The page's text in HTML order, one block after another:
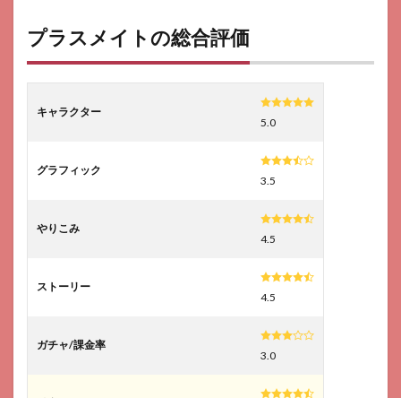
プラスメイトの総合評価
キャラクター
5.0
グラフィック
3.5
やりこみ
4.5
ストーリー
4.5
ガチャ/課金率
3.0